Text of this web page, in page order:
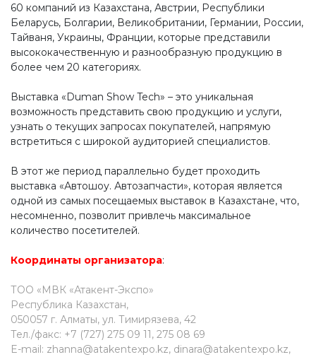
60 компаний из Казахстана, Австрии, Республики
Беларусь, Болгарии, Великобритании, Германии, России,
Тайваня, Украины, Франции, которые представили
высококачественную и разнообразную продукцию в
более чем 20 категориях.
Выставка «Duman Show Tech» – это уникальная
возможность представить свою продукцию и услуги,
узнать о текущих запросах покупателей, напрямую
встретиться с широкой аудиторией специалистов.
В этот же период параллельно будет проходить
выставка «Автошоу. Автозапчасти», которая является
одной из самых посещаемых выставок в Казахстане, что,
несомненно, позволит привлечь максимальное
количество посетителей.
Координаты организатора:
ТОО «МВК «Атакент-Экспо»
Республика Казахстан,
050057 г. Алматы, ул. Тимирязева, 42
Тел./факс: +7 (727) 275 09 11, 275 08 69
E-mail: zhanna@atakentexpo.kz, dinara@atakentexpo.kz,